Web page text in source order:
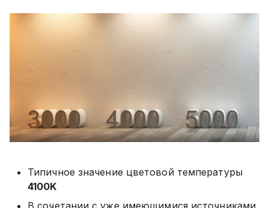
Типичное значение цветовой температуры
4100K